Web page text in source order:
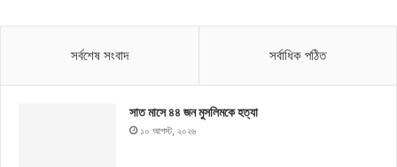
সর্বশেষ সংবাদ সর্বাধিক পঠিত
সাত মাসে ৪৪ জন মুসলিমকে হত্যা
১০ আগস্ট, ২০২৬